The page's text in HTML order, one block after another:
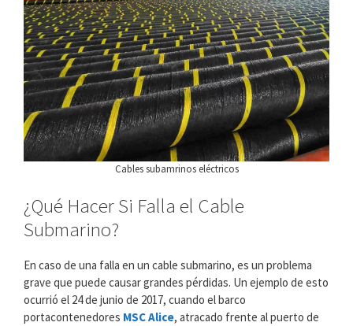
Cables subamrinos eléctricos
¿Qué Hacer Si Falla el Cable
Submarino?
En caso de una falla en un cable submarino, es un problema
grave que puede causar grandes pérdidas. Un ejemplo de esto
ocurrió el 24 de junio de 2017, cuando el barco
portacontenedores MSC Alice, atracado frente al puerto de